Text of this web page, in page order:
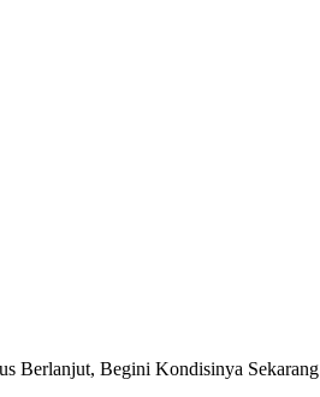
Berlanjut, Begini Kondisinya Sekarang